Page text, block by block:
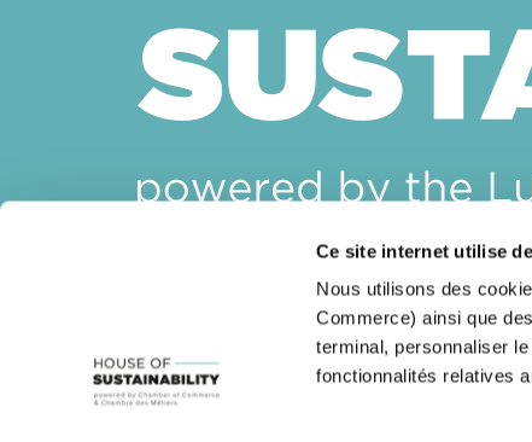
Ce site internet utilise
Nous utilisons des
Commerce) ainsi que
terminal, personnaliser
fonctionnalités relatives
House of Sustainability
Email :sustainability@cc.lu